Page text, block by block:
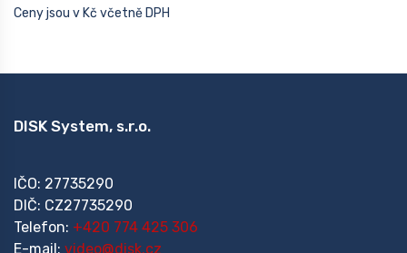
Ceny jsou v Kč včetně DPH
DISK System, s.r.o.
IČO: 27735290
DIČ: CZ27735290
Telefon: +420 774 425 306
E-mail: video@disk.cz